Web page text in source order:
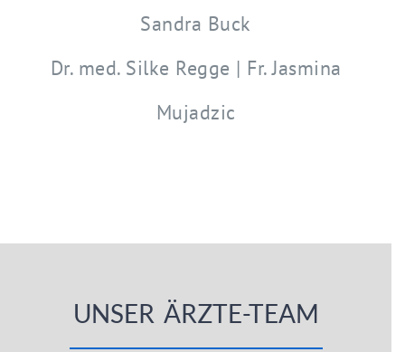
Sandra Buck
Dr. med. Silke Regge | Fr. Jasmina
Mujadzic
UNSER ÄRZTE-TEAM